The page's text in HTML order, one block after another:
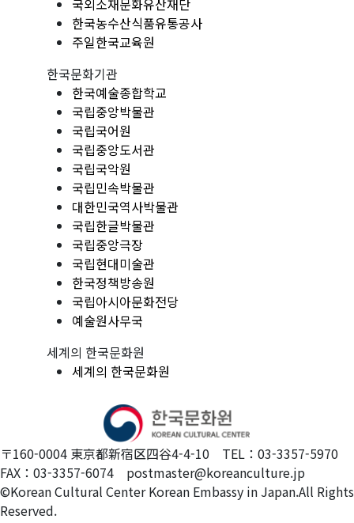
국외소재문화유산재단
한국농수산식품유통공사
주일한국교육원
한국문화기관
한국예술종합학교
국립중앙박물관
국립국어원
국립중앙도서관
국립국악원
국립민속박물관
대한민국역사박물관
국립한글박물관
국립중앙극장
국립현대미술관
한국정책방송원
국립아시아문화전당
예술원사무국
세계의 한국문화원
세계의 한국문화원
〒160-0004 東京都新宿区四谷4-4-10 TEL：03-3357-5970
FAX：03-3357-6074 postmaster@koreanculture.jp
©Korean Cultural Center Korean Embassy in Japan.All Rights
Reserved.